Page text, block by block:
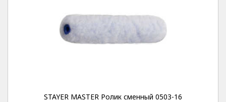
STAYER MASTER Ролик сменный 0503-16